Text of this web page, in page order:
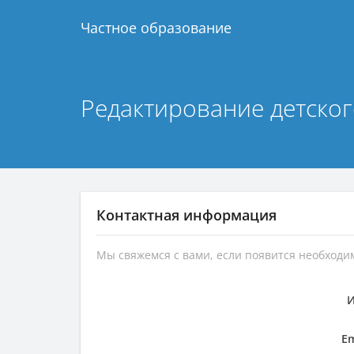
Частное образование
Редактирование
Контактная информация
Мы свяжемся с вами, если появится